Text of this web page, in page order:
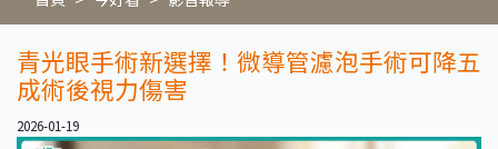
青光眼手術新選擇！微導管濾泡手術可降五
成術後視力傷害
2026-01-19